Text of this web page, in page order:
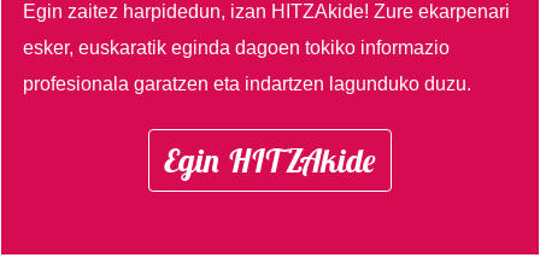
Egin zaitez harpidedun, izan HITZAkide!Zure ekarpenari
esker, euskaratik eginda dagoen tokiko informazio
profesionala garatzen eta indartzen lagunduko duzu.
Egin HITZAkide